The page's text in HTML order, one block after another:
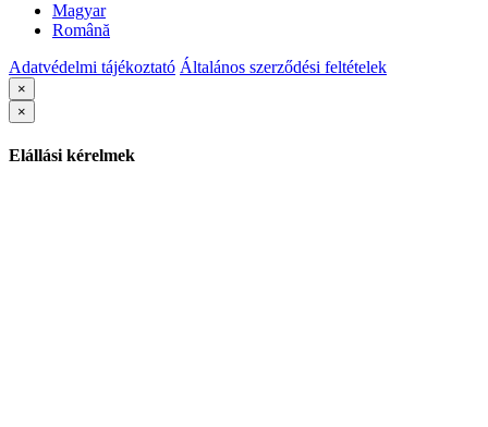
Magyar
Română
Adatvédelmi tájékoztató Általános szerződési feltételek
×
×
Elállási kérelmek